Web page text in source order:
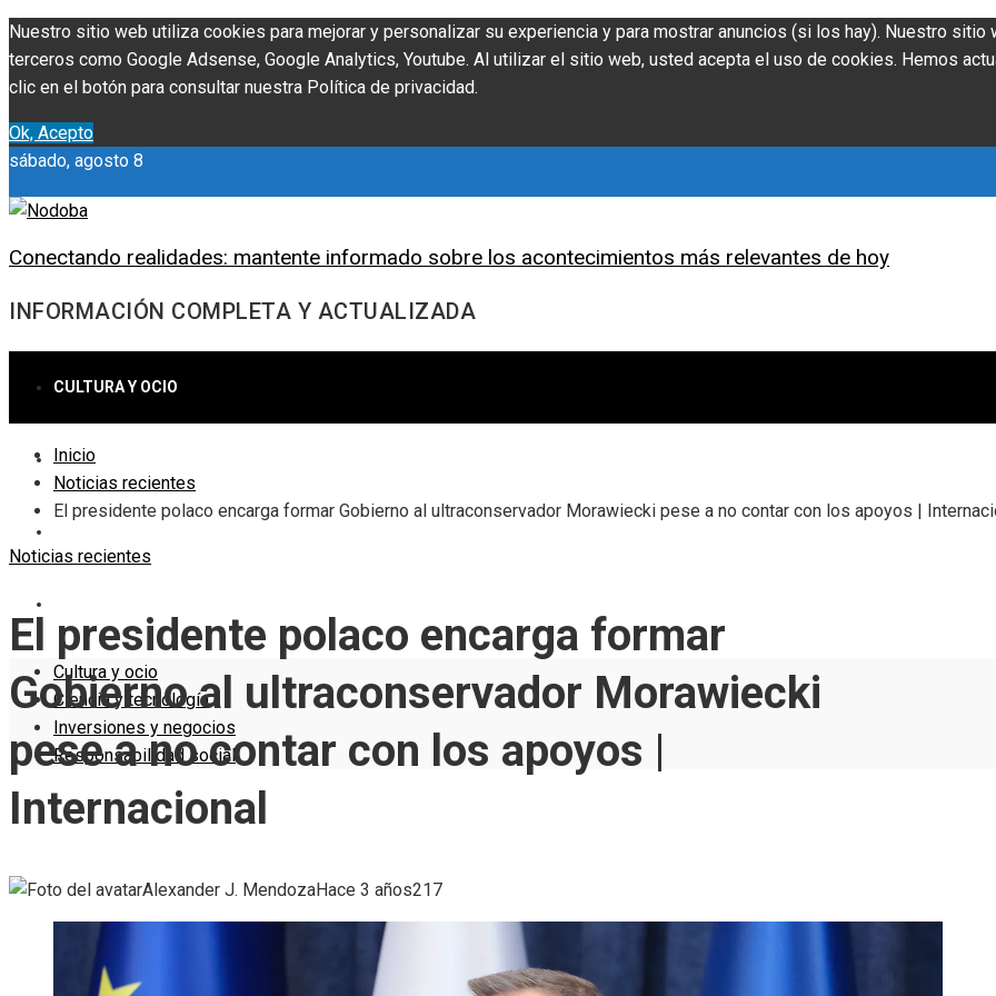
Nuestro sitio web utiliza cookies para mejorar y personalizar su experiencia y para mostrar anuncios (si los hay). Nuestro
terceros como Google Adsense, Google Analytics, Youtube. Al utilizar el sitio web, usted acepta el uso de cookies. Hemos
clic en el botón para consultar nuestra Política de privacidad.
Ok, Acepto
sábado, agosto 8
Conectando realidades: mantente informado sobre los acontecimientos más relevantes de hoy
INFORMACIÓN COMPLETA Y ACTUALIZADA
CULTURA Y OCIO
CIENCIA Y TECNOLOGÍA
Cultura y ocio
Ciencia y tecnología
Inversiones y negocios
Responsabilidad social
Inicio
Noticias recientes
El presidente polaco encarga formar Gobierno al ultraconservador Morawiecki pese a no contar con los apoyos |
Noticias recientes
El presidente polaco encarga formar
Gobierno al ultraconservador Morawiecki
pese a no contar con los apoyos |
Internacional
Alexander J. MendozaHace 3 años217